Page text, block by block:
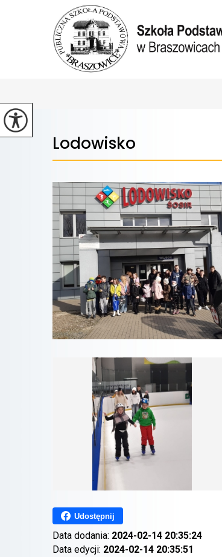
Lodowisko
Udostępnij
Data dodania: 2024-02-14 20:35:24
Data edycji: 2024-02-14 20:35:51